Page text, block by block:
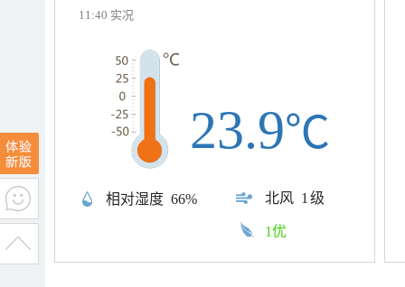
11:40 实况
相对湿度 66% 北风 1级
23.9℃
1优